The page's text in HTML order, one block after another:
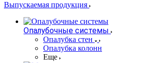
Выпускаемая продукция
Опалубочные системы
Опалубка стен
Опалубка колонн
Еще